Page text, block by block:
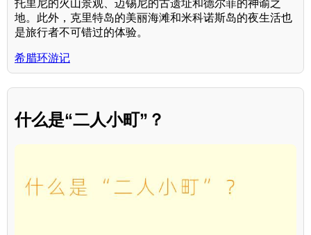
托里尼的火山景观、迈锡尼的古遗址和德尔菲的神谕之
地。此外，克里特岛的美丽海滩和米科诺斯岛的夜生活也
是旅行者不可错过的体验。
希腊环游记
什么是“二人小町”？